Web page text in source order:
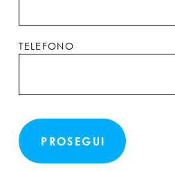
TELEFONO
PROSEGUI